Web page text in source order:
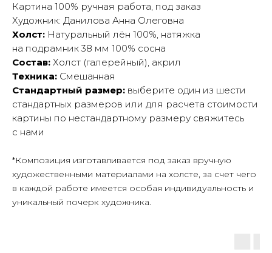
Картина 100% ручная работа, под заказ
Художник: Данилова Анна Олеговна
Холст: Натуральный лён 100%, натяжка
на подрамник 38 мм 100% сосна
Состав: Холст (галерейный), акрил
Техника: Смешанная
Стандартный размер: выберите один из шести
стандартных размеров или для расчета стоимости
картины по нестандартному размеру свяжитесь
с нами
*Композиция изготавливается под заказ вручную
художественными материалами на холсте, за счет чего
в каждой работе имеется особая индивидуальность и
уникальный почерк художника.